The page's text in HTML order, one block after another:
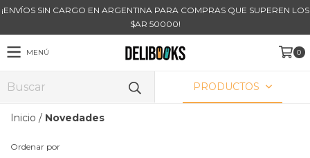
¡ENVÍOS SIN CARGO EN ARGENTINA PARA COMPRAS QUE SUPEREN LOS
$AR 50000!
MENÚ 0
PRODUCTOS
Inicio / Novedades
Ordenar por